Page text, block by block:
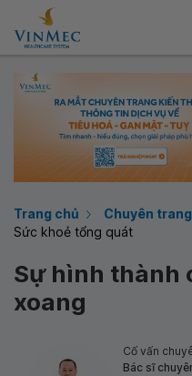
Trang chủ
Chuyên
Sức khoẻ tổng quát
Sự hình thành
xoang
Cố vấn
Bác sĩ